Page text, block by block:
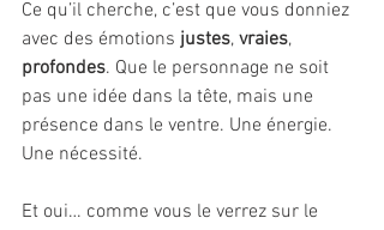
Ce qu’il cherche, c’est que vous donniez
avec des émotions justes, vraies,
profondes. Que le personnage ne soit
pas une idée dans la tête, mais une
présence dans le ventre. Une énergie.
Une nécessité.
Et oui… comme vous le verrez sur le